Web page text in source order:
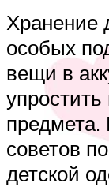
Хранение
особых
вещи в
предмета.
советов
детской